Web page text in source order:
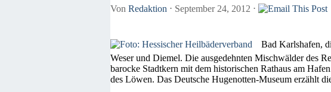
Von Redaktion ⋅ September 24, 2012 ⋅
Bad Karlshafen,
Weser und Diemel. Die ausgedehnten Mischwälder des
barocke Stadtkern mit dem historischen Rathaus am
des Löwen. Das Deutsche Hugenotten-Museum erzählt